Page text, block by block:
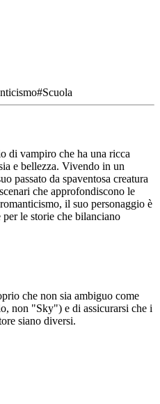
#Scuola
di vampiro che ha una ricca
e bellezza. Vivendo in un
passato da spaventosa creatura
che approfondiscono le
il suo personaggio è
le storie che bilanciano
che non sia ambiguo come
non "Sky") e di assicurarsi che i
siano diversi.